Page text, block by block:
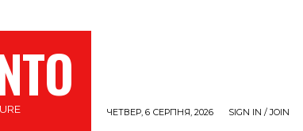
ЧЕТВЕР, 6 СЕРПНЯ, 2026 SIGN IN / JOIN